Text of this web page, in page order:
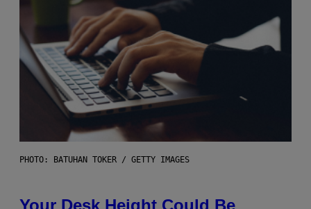
PHOTO: BATUHAN TOKER / GETTY IMAGES